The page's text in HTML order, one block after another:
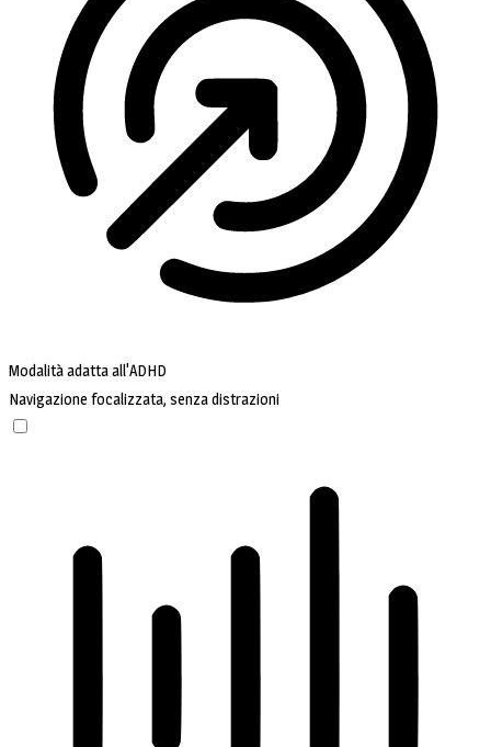
Modalità adatta all'ADHD
Navigazione focalizzata, senza distrazioni